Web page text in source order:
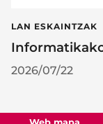
LAN ESKAINTZAK
2026/07/22